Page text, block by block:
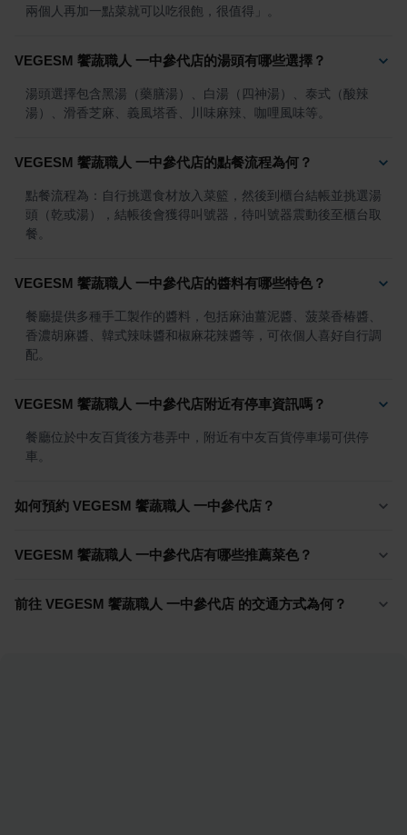
兩個人再加一點菜就可以吃很飽，很值得」。
VEGESM 饗蔬職人 一中參代店的湯頭有哪些選擇？
湯頭選擇包含黑湯（藥膳湯）、白湯（四神湯）、泰式（酸辣
湯）、滑香芝麻、義風塔香、川味麻辣、咖哩風味等。
VEGESM 饗蔬職人 一中參代店的點餐流程為何？
點餐流程為：自行挑選食材放入菜籃，然後到櫃台結帳並挑選湯
頭（乾或湯），結帳後會獲得叫號器，待叫號器震動後至櫃台取
餐。
VEGESM 饗蔬職人 一中參代店的醬料有哪些特色？
餐廳提供多種手工製作的醬料，包括麻油薑泥醬、菠菜香椿醬、
香濃胡麻醬、韓式辣味醬和椒麻花辣醬等，可依個人喜好自行調
配。
VEGESM 饗蔬職人 一中參代店附近有停車資訊嗎？
餐廳位於中友百貨後方巷弄中，附近有中友百貨停車場可供停
車。
如何預約 VEGESM 饗蔬職人 一中參代店？
VEGESM 饗蔬職人 一中參代店有哪些推薦菜色？
前往 VEGESM 饗蔬職人 一中參代店 的交通方式為何？